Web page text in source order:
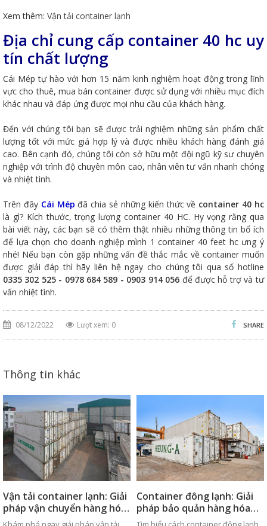
Xem thêm: Vận tải container lạnh
Địa chỉ cung cấp container 40 hc uy
tín chất lượng
Cái Mép tự hào với hơn 15 năm kinh nghiệm hoạt động trong lĩnh
vực cho thuê, mua bán container được sử dụng với nhiều mục đích
khác nhau và đáp ứng được mọi nhu cầu của khách hàng.
Đến với chúng tôi bạn sẽ được trải nghiệm những sản phẩm chất
lượng tốt với mức giá hợp lý và được nhiều khách hàng đánh giá
cao. Bên cạnh đó, chúng tôi còn sở hữu một đội ngũ kỹ sư chuyên
nghiệp với trình độ chuyên môn cao, nhân viên tư vấn nhanh chóng
và nhiệt tình.
Trên đây Cái Mép đã chia sẻ những kiến thức về container 40 hc
là gì? Kích thước, trọng lượng container 40 HC. Hy vọng rằng qua
bài viết này, các bạn sẽ có thêm thật nhiều những thông tin bổ ích
để lựa chọn cho doanh nghiệp mình 1 container 40 feet hc ưng ý
nhé! Nếu bạn còn gặp những vấn đề thắc mắc về container muốn
được giải đáp thì hãy liên hệ ngay cho chúng tôi qua số hotline
0335 302 525 - 0978 684 589 - 0903 914 056 để được hỗ trợ và tư
vấn nhiệt tình.
08/12/2022 Lượt xem: 0 SHARE
Thông tin khác
Vận tải container lạnh: Giải
pháp vận chuyển hàng hóa
an toàn
Container đông lạnh: Giải
pháp bảo quản hàng hóa
hiệu quả